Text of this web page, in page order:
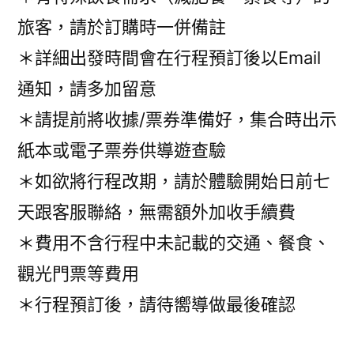
旅客，請於訂購時一併備註
＊詳細出發時間會在行程預訂後以Email
通知，請多加留意
＊請提前將收據/票券準備好，集合時出示
紙本或電子票券供導遊查驗
＊如欲將行程改期，請於體驗開始日前七
天跟客服聯絡，無需額外加收手續費
＊費用不含行程中未記載的交通、餐食、
觀光門票等費用
＊行程預訂後，請待嚮導做最後確認